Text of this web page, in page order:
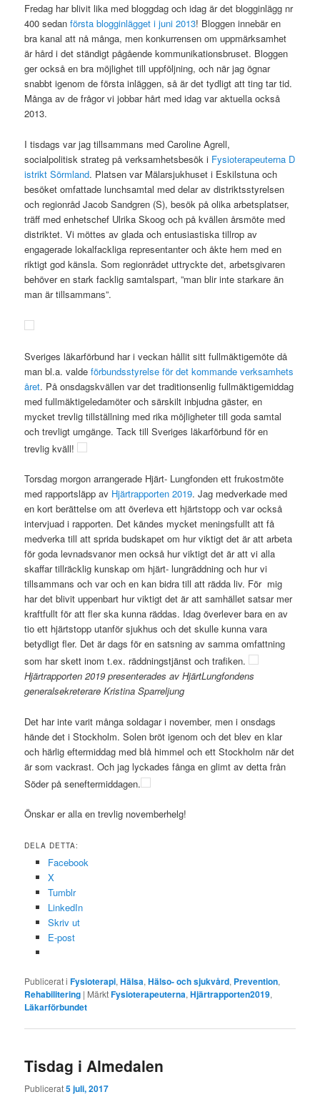
Fredag har blivit lika med bloggdag och idag är det blogginlägg nr
400 sedanförsta blogginlägget i juni 2013! Bloggen innebär en
bra kanal att nå många, men konkurrensen om uppmärksamhet
är hård i det ständigt pågående kommunikationsbruset. Bloggen
ger också en bra möjlighet till uppföljning, och när jag ögnar
snabbt igenom de första inläggen, så är det tydligt att ting tar tid.
Många av de frågor vi jobbar hårt med idag var aktuella också
2013.
I tisdags var jag tillsammans med Caroline Agrell,
socialpolitisk strateg på verksamhetsbesök i Fysioterapeuterna D
istrikt Sörmland. Platsen var Mälarsjukhuset i Eskilstuna och
besöket omfattade lunchsamtal med delar av distriktsstyrelsen
och regionråd Jacob Sandgren (S), besök på olika arbetsplatser,
träff med enhetschef Ulrika Skoog och på kvällen årsmöte med
distriktet. Vi möttes av glada och entusiastiska tillrop av
engagerade lokalfackliga representanter och åkte hem med en
riktigt god känsla. Som regionrådet uttryckte det, arbetsgivaren
behöver en stark facklig samtalspart, ”man blir inte starkare än
man är tillsammans”.
Sveriges läkarförbund har i veckan hållit sitt fullmäktigemöte då
man bl.a. valdeförbundsstyrelse för det kommande verksamhets
året. På onsdagskvällen var det traditionsenlig fullmäktigemiddag
med fullmäktigeledamöter och särskilt inbjudna gäster, en
mycket trevlig tillställning med rika möjligheter till goda samtal
och trevligt umgänge. Tack till Sveriges läkarförbund för en
trevlig kväll!
Torsdag morgon arrangerade Hjärt- Lungfonden ett frukostmöte
med rapportsläpp av Hjärtrapporten 2019. Jag medverkade med
en kort berättelse om att överleva ett hjärtstopp och var också
intervjuad i rapporten. Det kändes mycket meningsfullt att få
medverka till att sprida budskapet om hur viktigt det är att arbeta
för goda levnadsvanor men också hur viktigt det är att vi alla
skaffar tillräcklig kunskap om hjärt- lungräddning och hur vi
tillsammans och var och en kan bidra till att rädda liv. För mig
har det blivit uppenbart hur viktigt det är att samhället satsar mer
kraftfullt för att fler ska kunna räddas. Idag överlever bara en av
tio ett hjärtstopp utanför sjukhus och det skulle kunna vara
betydligt fler. Det är dags för en satsning av samma omfattning
som har skett inom t.ex. räddningstjänst och trafiken.
Hjärtrapporten 2019 presenterades av HjärtLungfondens
generalsekreterare Kristina Sparreljung
Det har inte varit många soldagar i november, men i onsdags
hände det i Stockholm. Solen bröt igenom och det blev en klar
och härlig eftermiddag med blå himmel och ett Stockholm när det
är som vackrast. Och jag lyckades fånga en glimt av detta från
Söder på seneftermiddagen.
Önskar er alla en trevlig novemberhelg!
DELA DETTA:
Facebook
X
Tumblr
LinkedIn
Skriv ut
E-post
Publicerat i Fysioterapi,Hälsa,Hälso- och sjukvård, Prevention,
Rehabilitering | MärktFysioterapeuterna,Hjärtrapporten2019,
Läkarförbundet
Tisdag i Almedalen
Publicerat5 juli, 2017